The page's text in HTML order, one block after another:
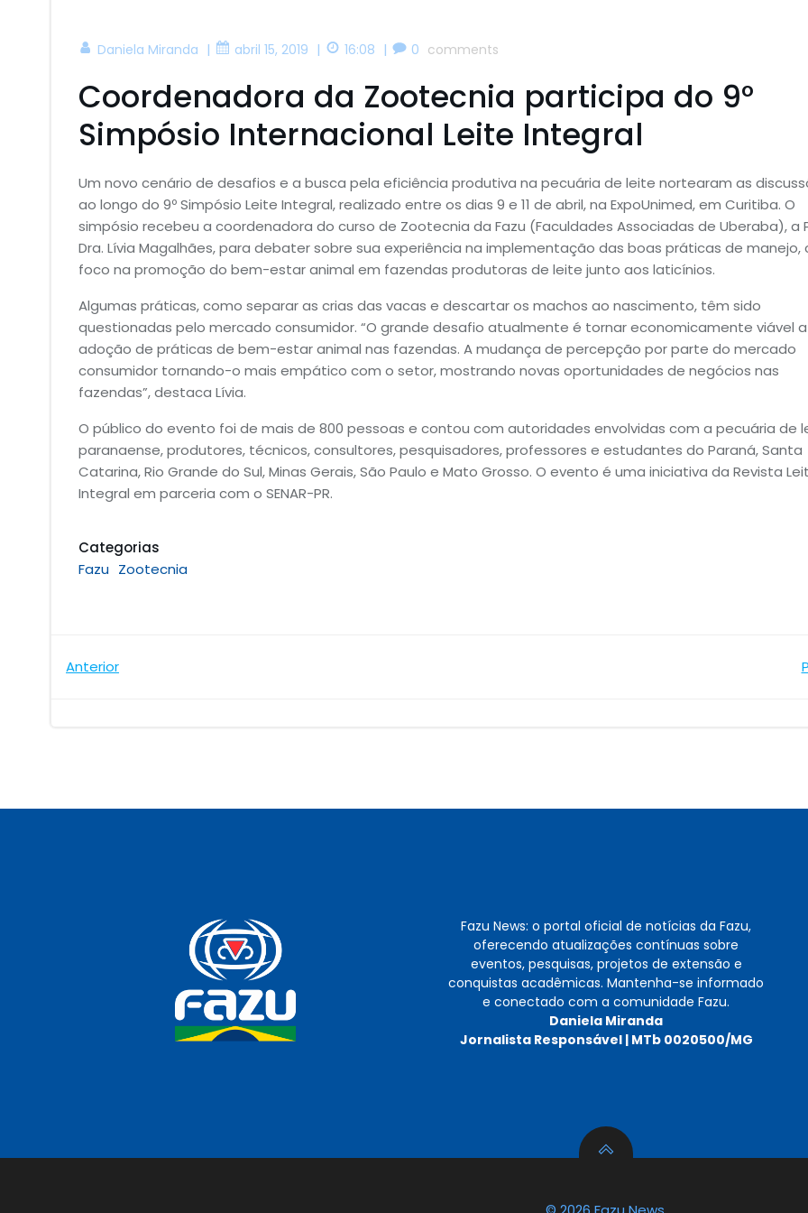
Daniela Miranda | abril 15, 2019 | 16:08 | 0 comments
Coordenadora da Zootecnia participa do 9°
Simpósio Internacional Leite Integral
Um novo cenário de desafios e a busca pela eficiência produtiva na pecuária de leite nortearam as
ao longo do 9º Simpósio Leite Integral, realizado entre os dias 9 e 11 de abril, na ExpoUnimed, em Curitiba. O
simpósio recebeu a coordenadora do curso de Zootecnia da Fazu (Faculdades Associadas de Uberaba), a
Dra. Lívia Magalhães, para debater sobre sua experiência na implementação das boas práticas de manejo,
foco na promoção do bem-estar animal em fazendas produtoras de leite junto aos laticínios.
Algumas práticas, como separar as crias das vacas e descartar os machos ao nascimento, têm sido
questionadas pelo mercado consumidor. “O grande desafio atualmente é tornar economicamente viável a
adoção de práticas de bem-estar animal nas fazendas. A mudança de percepção por parte do mercado
consumidor tornando-o mais empático com o setor, mostrando novas oportunidades de negócios nas
fazendas”, destaca Lívia.
O público do evento foi de mais de 800 pessoas e contou com autoridades envolvidas com a pecuária de
paranaense, produtores, técnicos, consultores, pesquisadores, professores e estudantes do Paraná, Santa
Catarina, Rio Grande do Sul, Minas Gerais, São Paulo e Mato Grosso. O evento é uma iniciativa da Revista
Integral em parceria com o SENAR-PR.
Categorias
Fazu Zootecnia
Navegação
Anterior
Fazu News: o portal oficial de notícias da Fazu,
oferecendo atualizações contínuas sobre
eventos, pesquisas, projetos de extensão e
conquistas acadêmicas. Mantenha-se informado
e conectado com a comunidade Fazu.
Daniela Miranda
Jornalista Responsável | MTb 0020500/MG